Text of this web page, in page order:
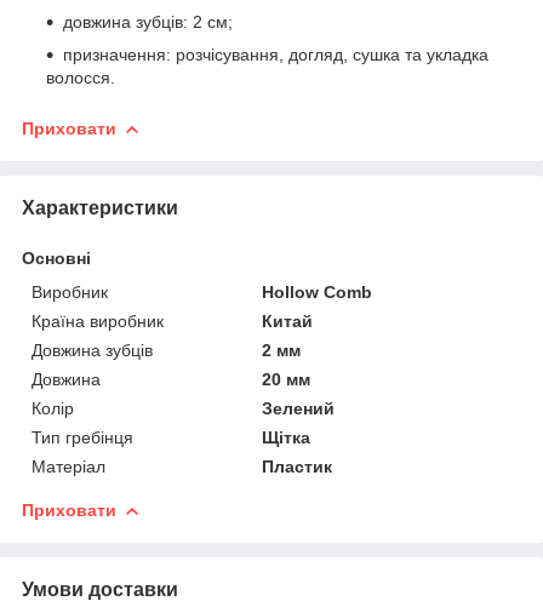
довжина зубців: 2 см;
призначення: розчісування, догляд, сушка та укладка
волосся.
Приховати
Характеристики
Основні
Виробник
Hollow Comb
Країна виробник
Китай
Довжина зубців
2 мм
Довжина
20 мм
Колір
Зелений
Тип гребінця
Щітка
Матеріал
Пластик
Приховати
Умови доставки